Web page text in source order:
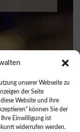
unserer Webseite zu
der Seite
Website und ihre
können Sie der
Einwilligung ist
widerrufen werden.